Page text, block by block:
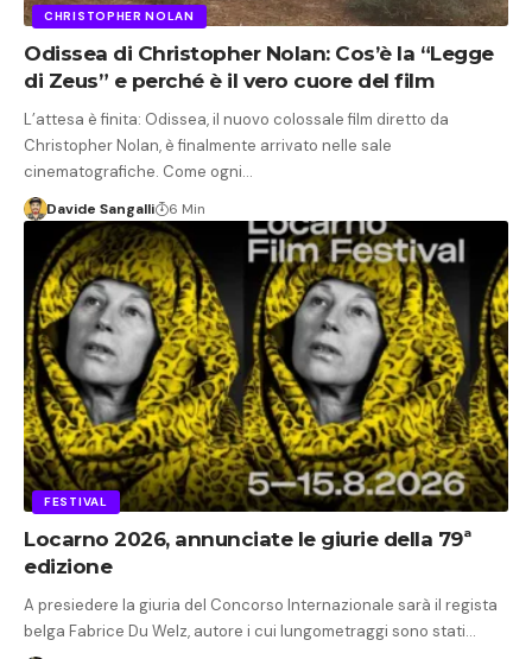
CHRISTOPHER NOLAN
Odissea di Christopher Nolan: Cos’è la “Legge
di Zeus” e perché è il vero cuore del film
L’attesa è finita: Odissea, il nuovo colossale film diretto da
Christopher Nolan, è finalmente arrivato nelle sale
cinematografiche. Come ogni…
Davide Sangalli 6 Min
FESTIVAL
Locarno 2026, annunciate le giurie della 79ª
edizione
A presiedere la giuria del Concorso Internazionale sarà il regista
belga Fabrice Du Welz, autore i cui lungometraggi sono stati…